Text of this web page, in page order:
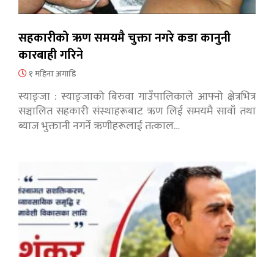
सहकारीको ऋण समयमै चुक्ता नगरे कडा कानुनी
कारबाही गरिने
१ महिना अगाडि
स्याङ्जा : स्याङ्जाको बिरुवा गाउँपालिकाले आफ्नो क्षेत्रभित्र
सञ्चालित सहकारी संस्थाहरूबाट ऋण लिई समयमै सावाँ तथा
ब्याज भुक्तानी नगर्ने ऋणीहरूलाई तत्काल…